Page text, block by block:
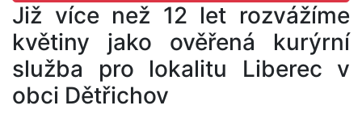
Již více než 12 let rozvážíme
květiny jako ověřená kurýrní
služba pro lokalitu Liberec v
obci Dětřichov